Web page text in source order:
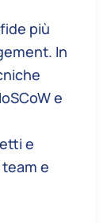
più
In
e
e
e